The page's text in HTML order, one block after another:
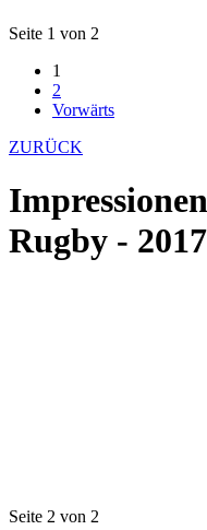
Seite 1 von 2
1
2
Vorwärts
ZURÜCK
Rugby - 2017
Seite 2 von 2